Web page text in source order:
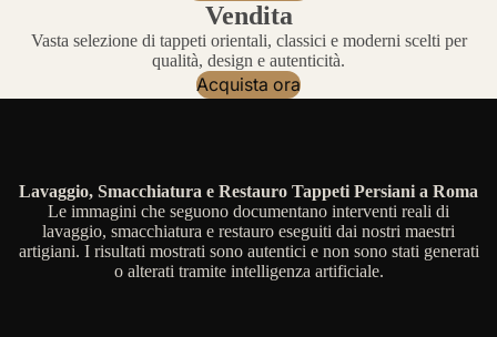
Vendita
Vasta selezione di tappeti orientali, classici e moderni scelti per
qualità, design e autenticità.
Acquista ora
Lavaggio, Smacchiatura e Restauro Tappeti Persiani a Roma
Le immagini che seguono documentano interventi reali di
lavaggio, smacchiatura e restauro eseguiti dai nostri maestri
artigiani. I risultati mostrati sono autentici e non sono stati generati
o alterati tramite intelligenza artificiale.